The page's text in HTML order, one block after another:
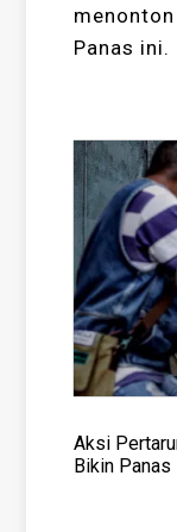
Panas ini.
Aksi
Bikin Panas